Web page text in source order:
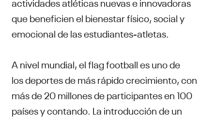
que beneficien el bienestar físico, social y
emocional de las estudiantes-atletas.
A nivel mundial, el flag football es uno de
los deportes de más rápido crecimiento, con
más de 20 millones de participantes en 100
países y contando. La introducción de un